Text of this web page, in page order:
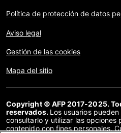
Política de protección de datos
Aviso legal
Gestión de las cookies
Mapa del sitio
Copyright © AFP 2017-2025.
reservados. Los usuarios
consultarlo y utilizar las opciones
contenido con fines personales.